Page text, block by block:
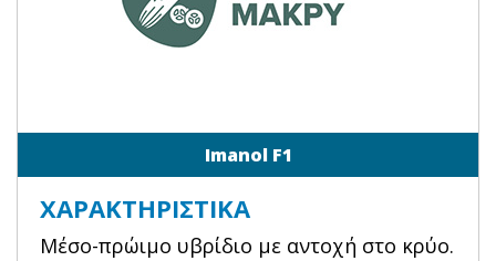
Imanol F1
ΧΑΡΑΚΤΗΡΙΣΤΙΚΆ
Μέσο-πρώιμο υβρίδιο με αντοχή στο κρύο.